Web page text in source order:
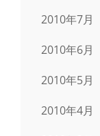
2010年7月
2010年6月
2010年5月
2010年4月